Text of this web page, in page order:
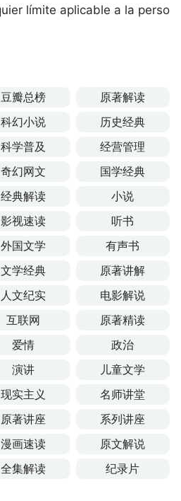
límite aplicable a la perso
豆瓣总榜
原著解读
科幻小说
历史经典
科学普及
经营管理
奇幻网文
国学经典
经典解读
小说
影视速读
听书
外国文学
有声书
文学经典
原著讲解
人文纪实
电影解说
互联网
原著精读
爱情
政治
演讲
儿童文学
现实主义
名师讲堂
原著讲座
系列讲座
漫画速读
原文解说
全集解读
纪录片